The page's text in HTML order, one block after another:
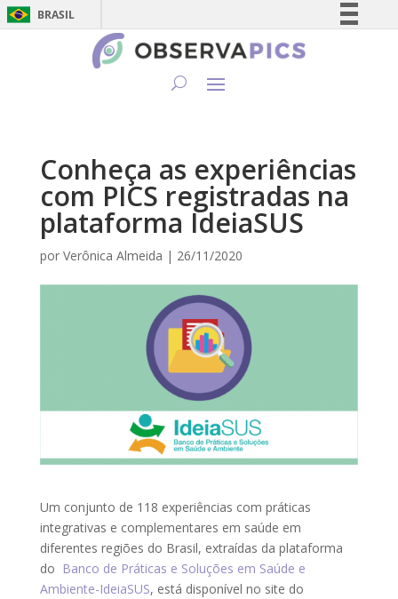
BRASIL
Simplifique!
Canais
Conheça as experiências
com PICS registradas na
plataforma IdeiaSUS
por Verônica Almeida | 26/11/2020
Um conjunto de 118 experiências com práticas
integrativas e complementares em saúde em
diferentes regiões do Brasil, extraídas da plataforma
do Banco de Práticas e Soluções em Saúde e
Ambiente-IdeiaSUS, está disponível no site do